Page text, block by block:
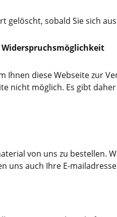
gelöscht, sobald Sie sich
Ihnen diese Webseite zur
nicht möglich. Es gibt
von uns zu bestellen.
uns auch Ihre E-